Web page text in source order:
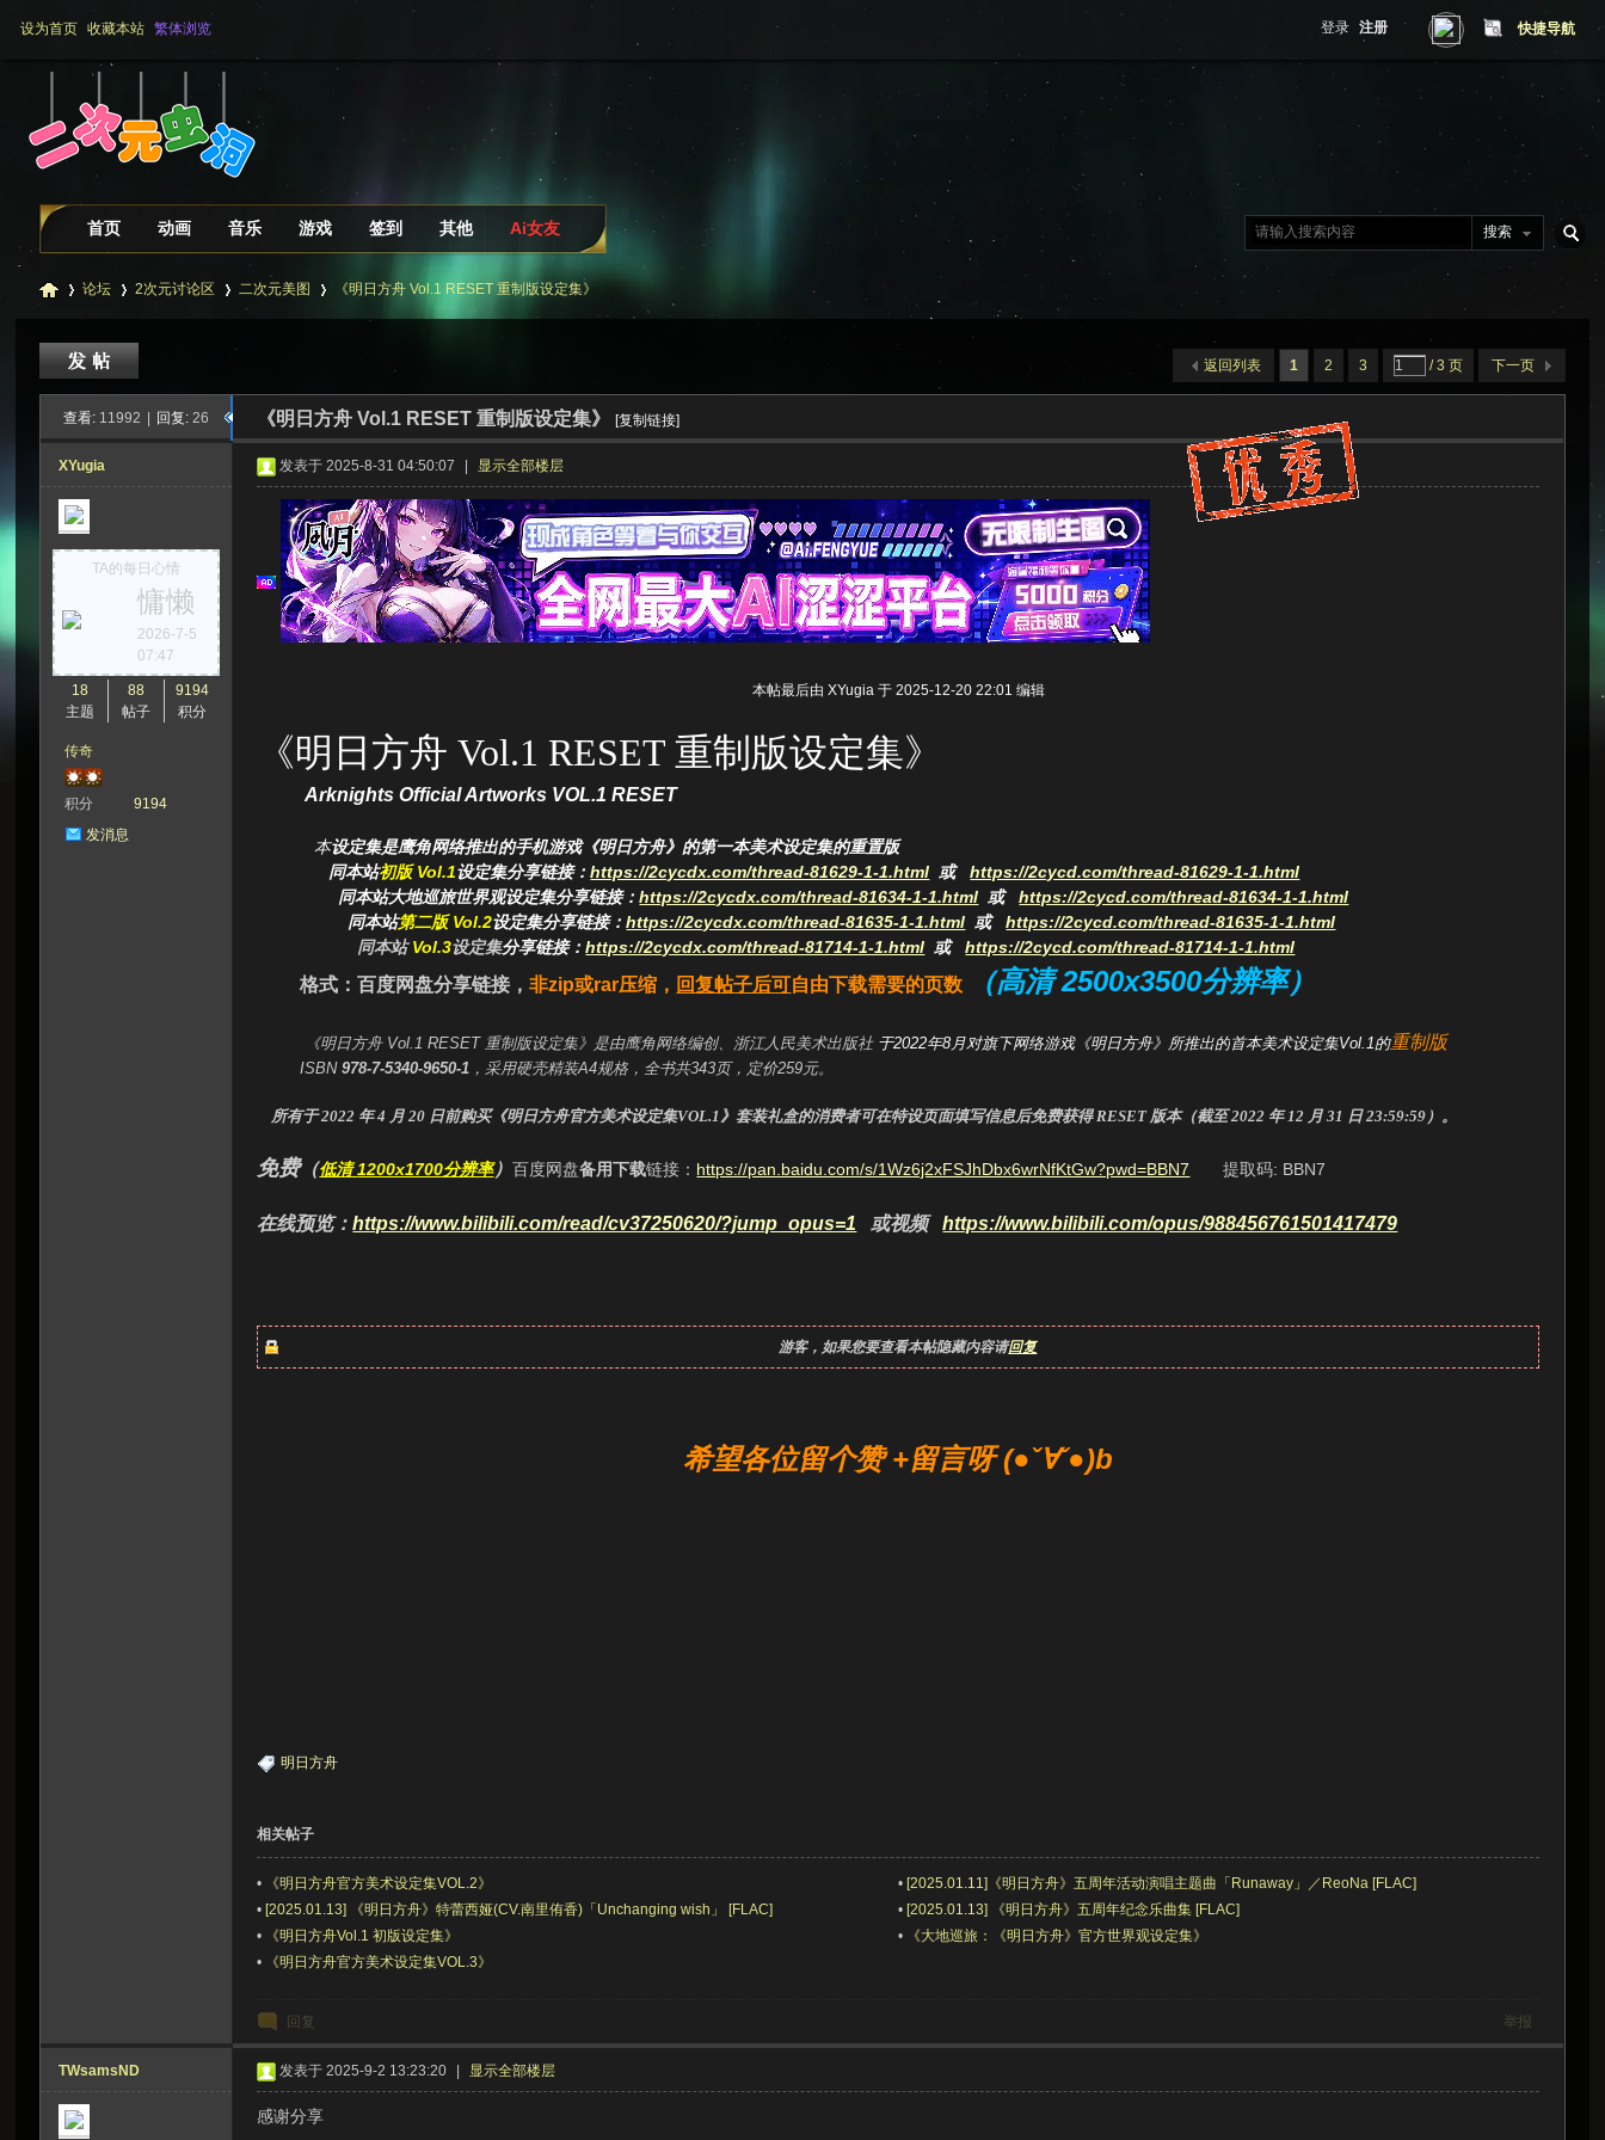
设为首页 收藏本站 繁体浏览 快捷导航
登录 注册
搜索
首页 动画 音乐 游戏 签到 其他 Ai女友
二
次
»
论坛
›
2次元讨论区
›
二次元美图
›
《明日方舟 Vol.1 RESET 重制版设定集》
1 2 3 / 3 页 下一页
返回列表
查看: 11992 回复: 26 《明日方舟 Vol.1 RESET 重制版设定集》 [复制链接]
XYugia
TA的每日心情
慵懒
2026-7-5
07:47
18
主题
88
帖子
9194
积分
传奇
积分
9194
发消息
发表于 2025-8-31 04:50:07 显示全部楼层
本帖最后由 XYugia 于 2025-12-20 22:01 编辑
《明日方舟 Vol.1 RESET 重制版设定集》
Arknights Official Artworks VOL.1 RESET
本设定集是鹰角网络推出的手机游戏《明日方舟》的第一本美术设定集的重置版
同本站初版 Vol.1设定集分享链接：https://2cycdx.com/thread-81629-1-1.html 或https://2cycd.com/thread-81629-1-1.html
同本站大地巡旅世界观设定集分享链接：https://2cycdx.com/thread-81634-1-1.html 或https://2cycd.com/thread-81634-1-1.html
同本站第二版 Vol.2设定集分享链接：https://2cycdx.com/thread-81635-1-1.html 或https://2cycd.com/thread-81635-1-1.html
同本站Vol.3设定集分享链接：https://2cycdx.com/thread-81714-1-1.html 或https://2cycd.com/thread-81714-1-1.html
格式：百度网盘分享链接，非zip或rar压缩， 回复帖子后可自由下载需要的页数 （高清 2500x3500分辨率）
《明日方舟 Vol.1 RESET 重制版设定集》是由鹰角网络编创、 浙江人民美术出版社 于2022年8月对旗下网络游戏《明日方舟》所推出的首本美术设定集Vol.1的重制版
ISBN978-7-5340-9650-1 ，采用硬壳精装A4规格，全书共343页，定价259元。
所有于 2022 年 4 月 20 日前购买《明日方舟官方美术设定集VOL.1》套装礼盒的消费者可在特设页面填写信息后免费获得 RESET 版本（截至 2022 年 12 月 31 日 23:59:59）。
免费（低清1200x1700分辨率）百度网盘备用下载链接： https://pan.baidu.com/s/1Wz6j2xFSJhDbx6wrNfKtGw?pwd=BBN7 提取码: BBN7
在线预览：https://www.bilibili.com/read/cv37250620/?jump_opus=1 或视频https://www.bilibili.com/opus/988456761501417479
游客，如果您要查看本帖隐藏内容请回复
希望各位留个赞 +留言呀 (●ˇ∀ˇ●)b
明日方舟
相关帖子
• 《明日方舟官方美术设定集VOL.2》 • [2025.01.11]《明日方舟》五周年活动演唱主题曲「Runaway」／ReoNa [FLAC]
• [2025.01.13] 《明日方舟》特蕾西娅(CV.南里侑香)「Unchanging wish」 [FLAC] • [2025.01.13] 《明日方舟》五周年纪念乐曲集 [FLAC]
•
《明日方舟Vol.1 初版设定集》 •
《大地巡旅：《明日方舟》官方世界观设定集》
•
《明日方舟官方美术设定集VOL.3》
回复 举报
TWsamsND 发表于 2025-9-2 13:23:20 显示全部楼层
感谢分享